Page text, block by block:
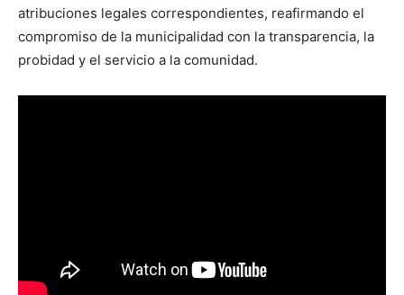
atribuciones legales correspondientes, reafirmando el
compromiso de la municipalidad con la transparencia, la
probidad y el servicio a la comunidad.